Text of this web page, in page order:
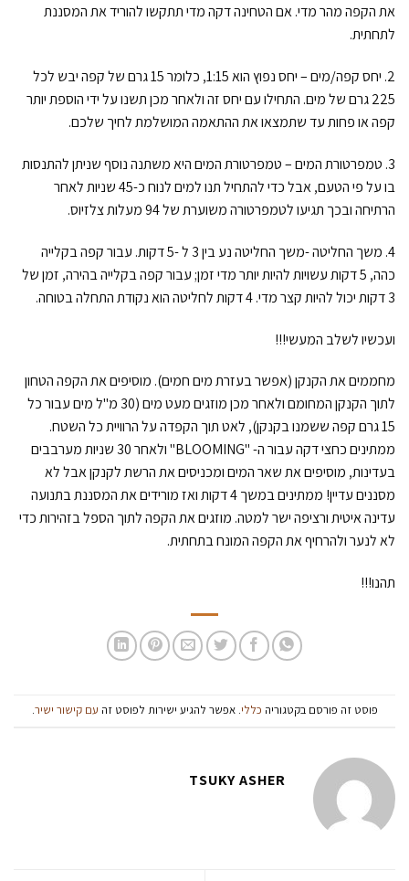
את הקפה מהר מדי. אם הטחינה דקה מדי תתקשו להוריד את המסננת
לתחתית.
2. יחס קפה/מים – יחס נפוץ הוא 1:15, כלומר 15 גרם של קפה יבש לכל
225 גרם של מים. התחילו עם יחס זה ולאחר מכן תשנו על ידי הוספת יותר
קפה או פחות עד שתמצאו את ההתאמה המושלמת לחיך שלכם.
3. טמפרטורת המים – טמפרטורת המים היא משתנה נוסף שניתן להתנסות
בו על פי הטעם, אבל כדי להתחיל תנו למים לנוח כ-45 שניות לאחר
הרתיחה ובכך תגיעו לטמפרטורה משוערת של 94 מעלות צלזיוס.
4. משך החליטה -משך החליטה נע בין 3 ל -5 דקות. עבור קפה בקלייה
כהה, 5 דקות עשויות להיות יותר מדי זמן; עבור קפה בקלייה בהירה, זמן של
3 דקות יכול להיות קצר מדי. 4 דקות לחליטה הוא נקודת התחלה בטוחה.
ועכשיו לשלב המעשי!!!
מחממים את הקנקן (אפשר בעזרת מים חמים). מוסיפים את הקפה הטחון
לתוך הקנקן המחומם ולאחר מכן מוזגים מעט מים (30 מ"ל מים עבור כל
15 גרם קפה ששמנו בקנקן), לאט תוך הקפדה על הרוויית כל השטח.
ממתינים כחצי דקה עבור ה- "BLOOMING" ולאחר 30 שניות מערבבים
בעדינות, מוסיפים את שאר המים ומכניסים את הרשת לקנקן אבל לא
מסננים עדיין! ממתינים במשך 4 דקות ואז מורידים את המסננת בתנועה
עדינה איטית ורציפה ישר למטה. מוזגים את הקפה לתוך הספל בזהירות כדי
לא לנער ולהרחיף את הקפה המונח בתחתית.
תהנו!!!
פוסט זה פורסם בקטגוריה כללי. אפשר להגיע ישירות לפוסט זה עם קישור ישיר.
TSUKY ASHER